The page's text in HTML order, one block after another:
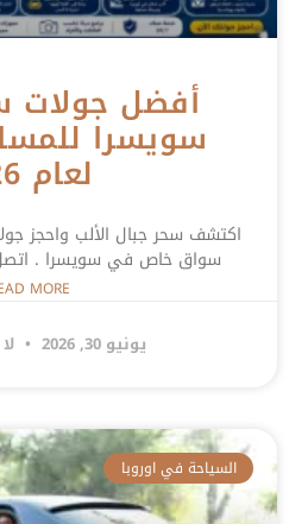
أفضل جولات
سويسرا
لعام 2026
اكتشف سحر جبال الألب واحجز
سواق خاص في سويسرا . اتصل الآن:
MORE »
يونيو 30, 2026
السياحة في اوروبا